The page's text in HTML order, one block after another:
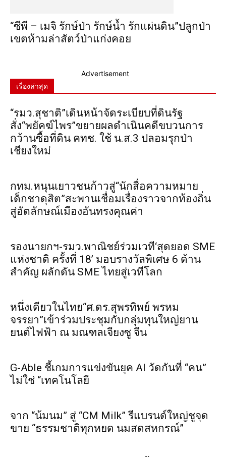
“ซีพี – เมจิ รักษ์ป่า รักษ์น้ำ รักแผ่นดิน”ปลูกป่า
เขตห้ามล่าสัตว์ป่าแก่งคอย
Advertisement
เรื่องล่าสุด
“รมว.สุชาติ”เดินหน้าจัดระเบียบที่ดินรัฐ
สั่ง“พยัคฆ์ไพร”ขยายผลดำเนินคดีขบวนการ
กว้านซื้อที่ดิน คทช. ใช้ น.ส.3 ปลอมรุกป่า
เชียงใหม่
กทม.หนุนเยาวชนก้าวสู่“นักสื่อความหมาย
เด็กชาดุสิต”สะพานเชื่อมเรื่องราวจากท้องถิ่น
สู่อัตลักษณ์เมืองอันทรงคุณค่า
รองนายกฯ-รมว.พาณิชย์ร่วมเวที‘สุดยอด SME
แห่งชาติ ครั้งที่ 18’ มอบรางวัลพิเศษ 6 ด้าน
สำคัญ ผลักดัน SME ไทยสู่เวทีโลก
หนึ่งเดียวในไทย“ศ.ดร.สุพรทิพย์ พรหม
จรรยา”เข้าร่วมประชุมกับกลุ่มทุนใหญ่ยาน
ยนต์ไฟฟ้า ณ มณฑลเจียงซู จีน
G-Able ชี้เกมการแข่งขันยุค AI วัดกันที่ “คน”
ไม่ใช่ “เทคโนโลยี
จาก “น้มนม” สู่ “CM Milk” รีแบรนด์ใหญ่ชูจุด
ขาย “ธรรมชาติทุกหยด นมสดสหกรณ์”